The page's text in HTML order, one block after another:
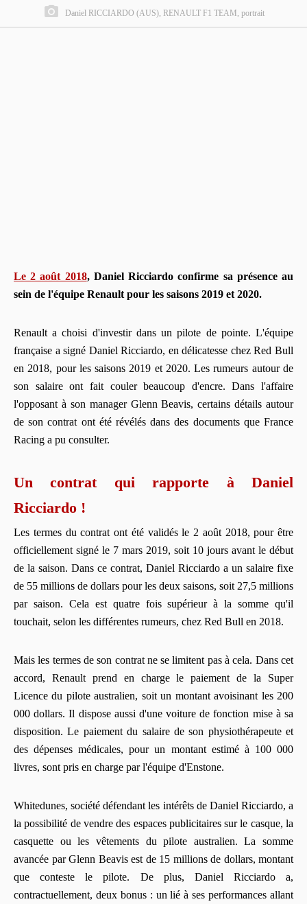
Daniel RICCIARDO (AUS), RENAULT F1 TEAM, portrait
Le 2 août 2018, Daniel Ricciardo confirme sa présence au
sein de l'équipe Renault pour les saisons 2019 et 2020.
Renault a choisi d'investir dans un pilote de pointe. L'équipe
française a signé Daniel Ricciardo, en délicatesse chez Red Bull
en 2018, pour les saisons 2019 et 2020. Les rumeurs autour de
son salaire ont fait couler beaucoup d'encre. Dans l'affaire
l'opposant à son manager Glenn Beavis, certains détails autour
de son contrat ont été révélés dans des documents que France
Racing a pu consulter.
Un contrat qui rapporte à Daniel
Ricciardo !
Les termes du contrat ont été validés le 2 août 2018, pour être
officiellement signé le 7 mars 2019, soit 10 jours avant le début
de la saison. Dans ce contrat, Daniel Ricciardo a un salaire fixe
de 55 millions de dollars pour les deux saisons, soit 27,5 millions
par saison. Cela est quatre fois supérieur à la somme qu'il
touchait, selon les différentes rumeurs, chez Red Bull en 2018.
Mais les termes de son contrat ne se limitent pas à cela. Dans cet
accord, Renault prend en charge le paiement de la Super
Licence du pilote australien, soit un montant avoisinant les 200
000 dollars. Il dispose aussi d'une voiture de fonction mise à sa
disposition. Le paiement du salaire de son physiothérapeute et
des dépenses médicales, pour un montant estimé à 100 000
livres, sont pris en charge par l'équipe d'Enstone.
Whitedunes, société défendant les intérêts de Daniel Ricciardo, a
la possibilité de vendre des espaces publicitaires sur le casque, la
casquette ou les vêtements du pilote australien. La somme
avancée par Glenn Beavis est de 15 millions de dollars, montant
que conteste le pilote. De plus, Daniel Ricciardo a,
contractuellement, deux bonus : un lié à ses performances allant